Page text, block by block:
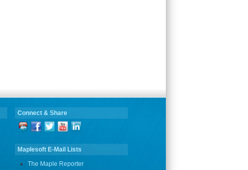
Connect & Share
Maplesoft E-Mail Lists
The Maple Reporter